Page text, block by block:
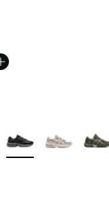
Plus de couleurs